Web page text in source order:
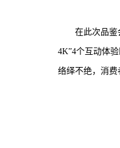
在此次品鉴
4K”4个互动体
络绎不绝，消费